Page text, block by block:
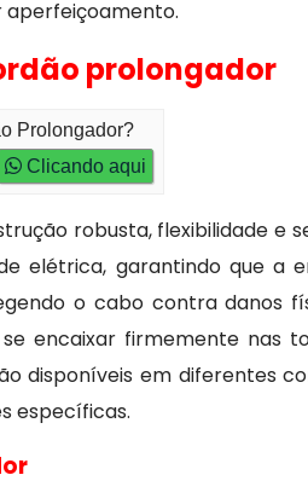
aperfeiçoamento.
prolongador
Prolongador?
Clicando aqui
robusta, flexibilidade e
elétrica, garantindo que a
o cabo contra danos
encaixar firmemente nas
disponíveis em diferentes
específicas.